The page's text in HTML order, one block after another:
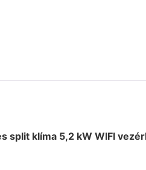
split klíma 5,2 kW WIFI